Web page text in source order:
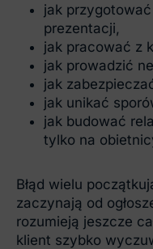
jak
prezentacji,
jak pracować z
jak prowadzić
jak
jak unikać
jak budować
tylko na
Błąd wielu
zaczynają od
rozumieją jeszcze
klient szybko